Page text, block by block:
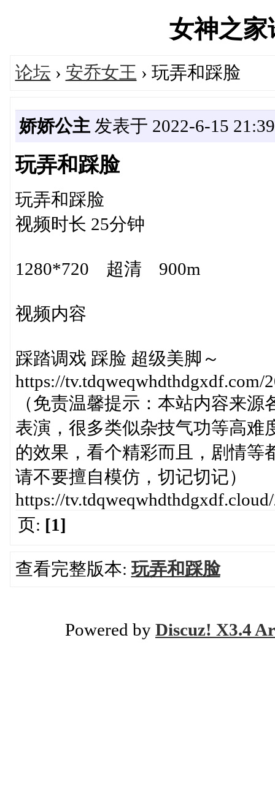
女神之
论坛 › 安乔女王 › 玩弄和踩脸
娇娇公主发表于 2022-6-15
玩弄和踩脸
玩弄和踩脸
视频时长 25分钟
1280*720 超清 900m
视频内容
踩踏调戏 踩脸 超级美脚～
https://
（免责温馨提示：本站内容来
表演，很多类似杂技气功等高难
的效果，看个精彩而且，剧情等
请不要擅自模仿，切记切记）
https://
页: [1]
查看完整版本:玩弄和踩脸
Powered by Discuz! X3.4